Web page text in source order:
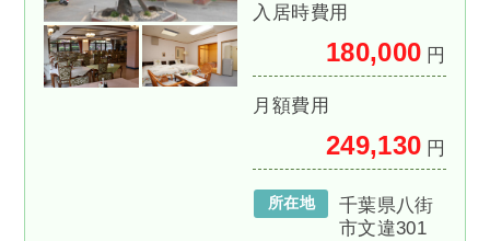
入居時費用
180,000 円
月額費用
249,130 円
所在地
千葉県八街
市文違301